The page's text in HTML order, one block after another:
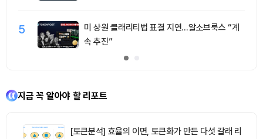
5
미 상원 클래리티법 표결 지연…알소브룩스 “계
속 추진”
지금 꼭 알아야 할 리포트
[토큰분석] 효율의 이면, 토큰화가 만든 다섯 갈래 리